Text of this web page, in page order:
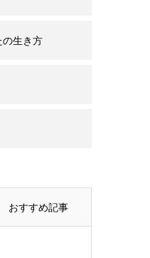
の生き方
おすすめ記事